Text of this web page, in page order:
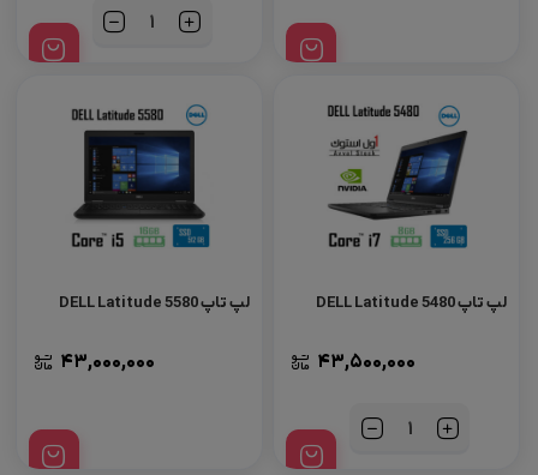
تعداد
لپ تاپ DELL Latitude 5480
43,500,000
تعداد
لپ تاپ DELL Latitude 5580
43,000,000